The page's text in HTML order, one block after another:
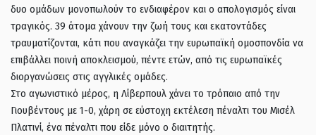
δυο ομάδων μονοπωλούν το ενδιαφέρον και ο απολογισμός είναι
τραγικός. 39 άτομα χάνουν την ζωή τους και εκατοντάδες
τραυματίζονται, κάτι που αναγκάζει την ευρωπαϊκή ομοσπονδία να
επιβάλλει ποινή αποκλεισμού, πέντε ετών, από τις ευρωπαϊκές
διοργανώσεις στις αγγλικές ομάδες.
Στο αγωνιστικό μέρος, η Λίβερπουλ χάνει το τρόπαιο από την
Γιουβέντους με 1-0, χάρη σε εύστοχη εκτέλεση πέναλτι του Μισέλ
Πλατινί, ένα πέναλτι που είδε μόνο ο διαιτητής.